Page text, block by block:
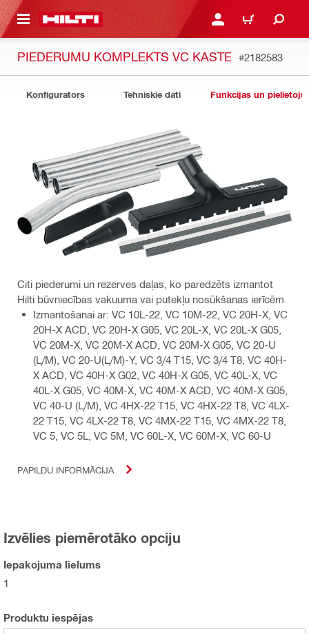
SATURU PIESLĒGTIES VAI
IEPIRKŠANĀS
PIEDERUMU KOMPLEKTS VC KASTE #2182583
Konfigurators Tehniskie dati Funkcijas un
Citi piederumi un rezerves daļas, ko paredzēts izmantot
Hilti būvniecības vakuuma vai putekļu nosūkšanas ierīcēm
Izmantošanai ar: VC 10L-22, VC 10M-22, VC 20H-X, VC
20H-X ACD, VC 20H-X G05, VC 20L-X, VC 20L-X G05,
VC 20M-X, VC 20M-X ACD, VC 20M-X G05, VC 20-U
(L/M), VC 20-U(L/M)-Y, VC 3/4 T15, VC 3/4 T8, VC 40H-
X ACD, VC 40H-X G02, VC 40H-X G05, VC 40L-X, VC
40L-X G05, VC 40M-X, VC 40M-X ACD, VC 40M-X G05,
VC 40-U (L/M), VC 4HX-22 T15, VC 4HX-22 T8, VC 4LX-
22 T15, VC 4LX-22 T8, VC 4MX-22 T15, VC 4MX-22 T8,
VC 5, VC 5L, VC 5M, VC 60L-X, VC 60M-X, VC 60-U
PAPILDU INFORMĀCIJA
Izvēlies piemērotāko opciju
Iepakojuma lielums
1
Produktu iespējas